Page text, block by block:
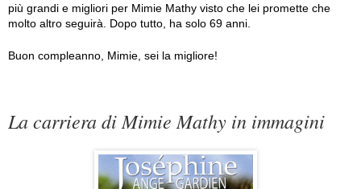
più grandi e migliori per Mimie Mathy visto che lei promette che
molto altro seguirà. Dopo tutto, ha solo 69 anni.
Buon compleanno, Mimie, sei la migliore!
La carriera di Mimie Mathy in immagini